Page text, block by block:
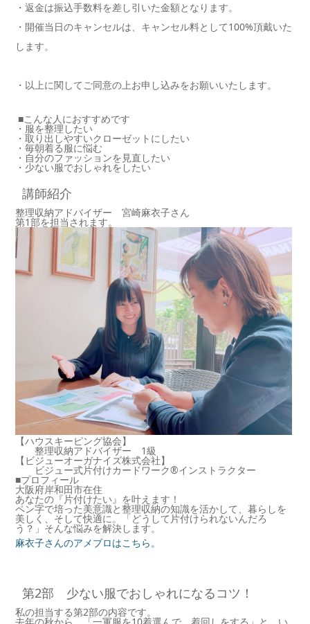
・返金は振込手数料を差し引いた金額となります。
・開催当日のキャンセルは、キャンセル料として100%頂戴いた
します。
・以上に関してご同意の上お申し込みをお願いいたします。
■こんな人におすすめです
・服を整理したい
・取り出しやすいクローゼットにしたい
・毎朝着る服に悩む
・自分のファッションを見直したい
・少ない服でおしゃれをしたい
講師紹介
整理収納アドバイザー 宮崎麻衣子さん
第1部を担当されます。
【ハウスキーピング協会】
整理収納アドバイザー 1級
【ビジューオーガナイズ株式会社】
ビジュー式片付けカードワーク®インストラクター
■プロフィール
大阪府岸和田市在住
あなたの『片付けたい』を叶えます！
ペン字で培った美意識と整理収納の知識を活かして、暮らしを
美しく、そして快適に。「どうして片付けられないんだろ
う？」そんな悩みを解決します。
麻衣子さんのアメブロはこちら。
第2部 少ない服でおしゃれになるコツ！
私の担当する第2部の内容です。